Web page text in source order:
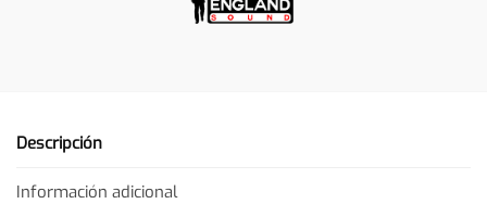
Descripción
Información adicional